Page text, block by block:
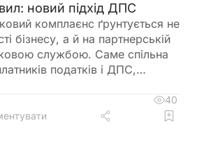
новий підхід ДПС
комплаєнс ґрунтується не
бізнесу, а й на партнерській
службою. Саме спільна
податків і ДПС,
мінімізувати податкові
порушенням ще до їх
40